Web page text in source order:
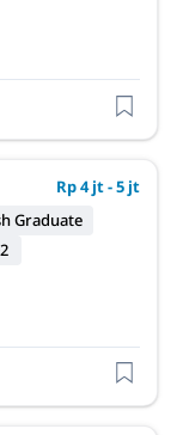
Rp 4 jt - 5 jt
Graduate